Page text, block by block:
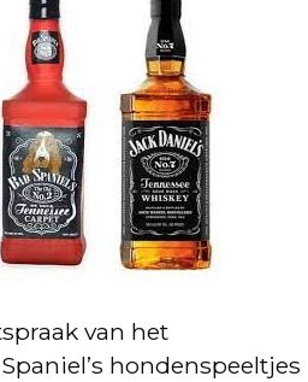
van het
hondenspeeltjes